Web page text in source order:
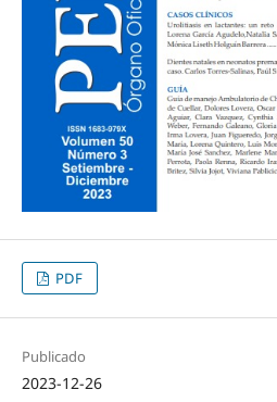
PDF
Publicado
2023-12-26